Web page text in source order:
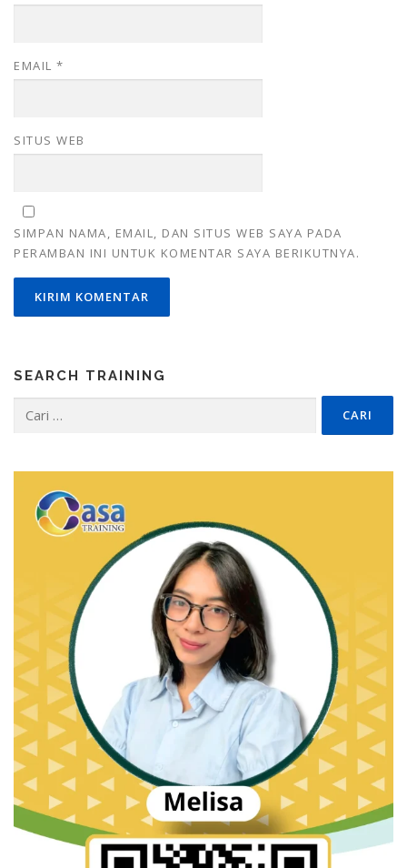
EMAIL *
SITUS WEB
SIMPAN NAMA, EMAIL, DAN SITUS WEB SAYA PADA
PERAMBAN INI UNTUK KOMENTAR SAYA BERIKUTNYA.
SEARCH TRAINING
untuk: